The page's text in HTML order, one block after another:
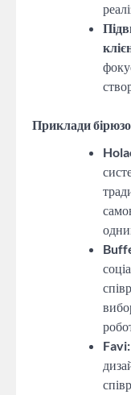
Приклади
Favi: